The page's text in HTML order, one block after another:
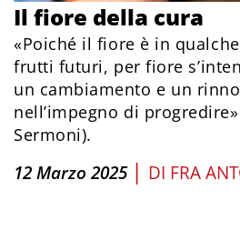
Il fiore della cura
«Poiché il fiore è in
frutti futuri, per fiore
un cambiamento e un
nell’impegno di progredire»
Sermoni).
12 Marzo 2025 | DI FRA